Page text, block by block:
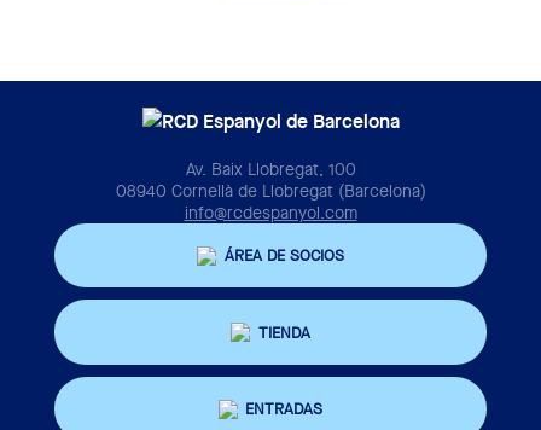
Av. Baix Llobregat, 100
08940 Cornellà de Llobregat (Barcelona)
info@rcdespanyol.com
ÁREA DE SOCIOS
TIENDA
ENTRADAS